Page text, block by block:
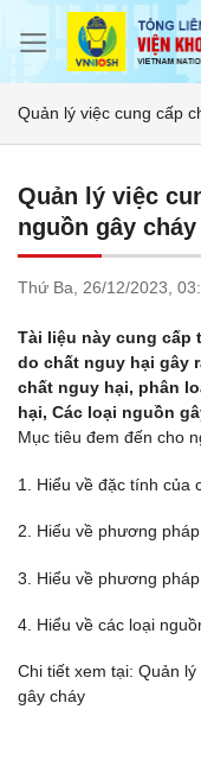
Quản lý việc cung cấp
Quản lý việc
nguồn gây cháy
Thứ Ba, 26/12/2023,
Tài liệu này cung cấp
do chất nguy hại gây
chất nguy hại, phân
hại, Các loại nguồn
Mục tiêu đem đến cho
1. Hiểu về đặc tính của
2. Hiểu về phương
3. Hiểu về phương
4. Hiểu về các loại
Chi tiết xem tại: Quản
gây cháy